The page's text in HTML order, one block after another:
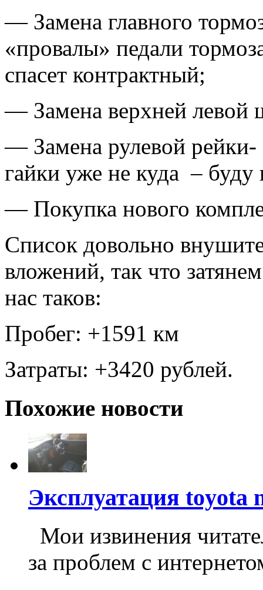
— Замена главного
«провалы» педали
спасет контрактный;
— Замена верхней левой
— Замена рулевой рейки-
гайки уже не куда – буду
— Покупка нового
Список довольно
вложений, так что
нас таков:
Пробег: +1591 км
Затраты: +3420 рублей.
Похожие новости
Эксплуатация toyota
Мои извинения
за проблем с